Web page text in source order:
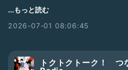
【提供】
https://stagekids.base.shop/
月見めしプロジェクト
https://
...もっと読む
2026-07-01 08:06:45
トクトクトーク！ つ